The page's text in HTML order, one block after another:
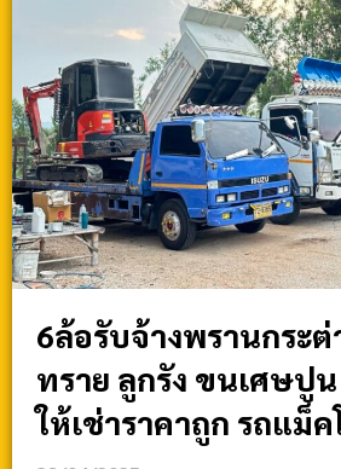
6ล้อรับจ้างพรานกระ
ทราย ลูกรัง ขนเศษปู
ให้เช่าราคาถูก รถแม็